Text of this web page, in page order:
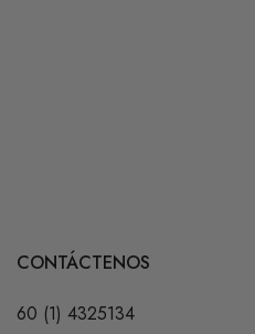
CONTÁCTENOS
60 (1) 4325134